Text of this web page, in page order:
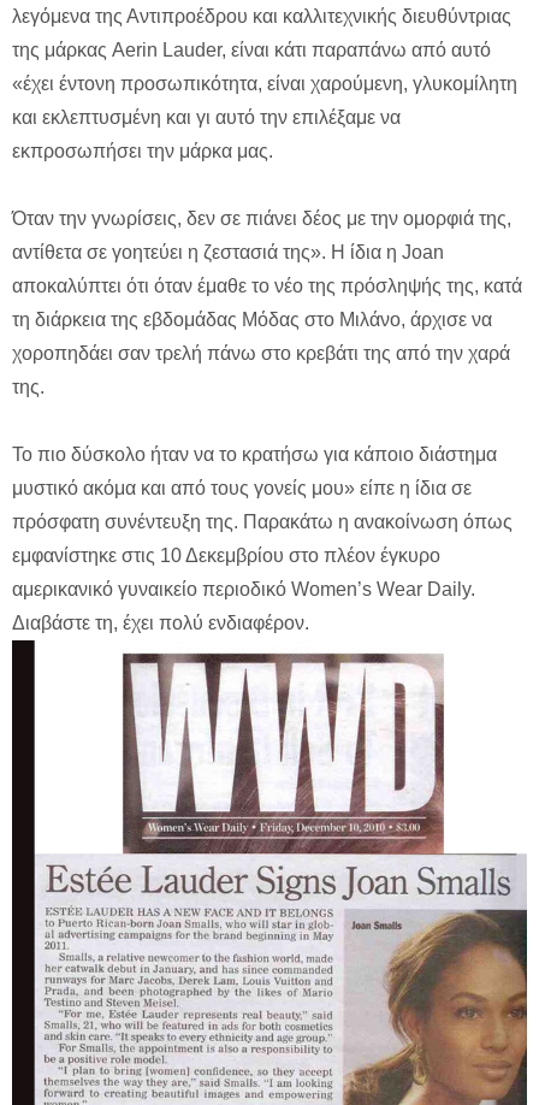
λεγόμενα της Αντιπροέδρου και καλλιτεχνικής διευθύντριας
της μάρκας Aerin Lauder, είναι κάτι παραπάνω από αυτό
«έχει έντονη προσωπικότητα, είναι χαρούμενη, γλυκομίλητη
και εκλεπτυσμένη και γι αυτό την επιλέξαμε να
εκπροσωπήσει την μάρκα μας.
Όταν την γνωρίσεις, δεν σε πιάνει δέος με την ομορφιά της,
αντίθετα σε γοητεύει η ζεστασιά της». Η ίδια η Joan
αποκαλύπτει ότι όταν έμαθε το νέο της πρόσληψής της, κατά
τη διάρκεια της εβδομάδας Μόδας στο Μιλάνο, άρχισε να
χοροπηδάει σαν τρελή πάνω στο κρεβάτι της από την χαρά
της.
Το πιο δύσκολο ήταν να το κρατήσω για κάποιο διάστημα
μυστικό ακόμα και από τους γονείς μου» είπε η ίδια σε
πρόσφατη συνέντευξη της. Παρακάτω η ανακοίνωση όπως
εμφανίστηκε στις 10 Δεκεμβρίου στο πλέον έγκυρο
αμερικανικό γυναικείο περιοδικό Women’s Wear Daily.
Διαβάστε τη, έχει πολύ ενδιαφέρον.